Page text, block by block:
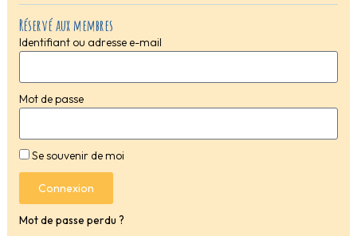
Réservé aux membres
Identifiant ou adresse e-mail
Mot de passe
Se souvenir de moi
Connexion
Mot de passe perdu ?